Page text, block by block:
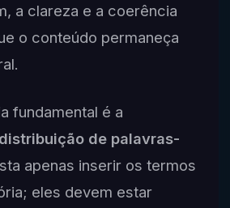
a clareza e a coerência
o conteúdo permaneça
fundamental é a
de palavras-
apenas inserir os termos
eles devem estar